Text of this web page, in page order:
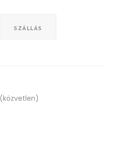
SZÁLLÁS